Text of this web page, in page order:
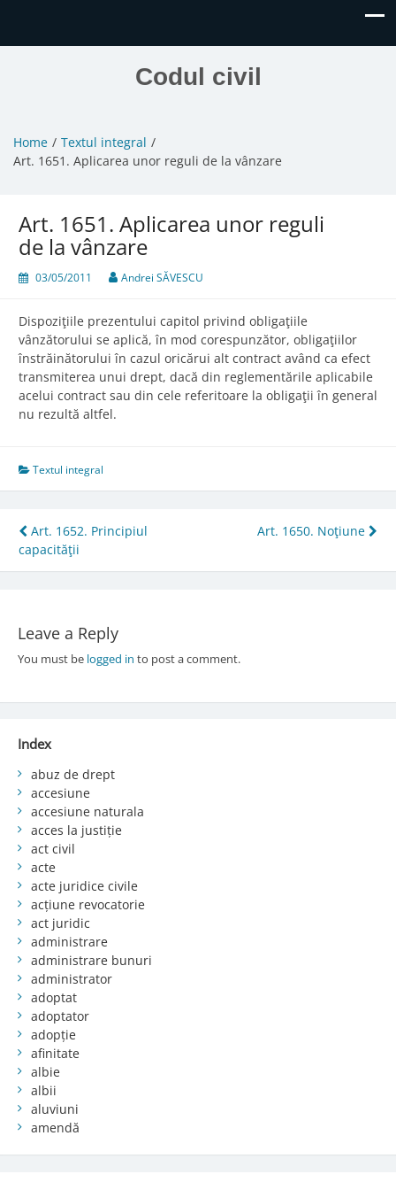
Codul civil
Home
Textul integral
Art. 1651. Aplicarea unor reguli de la vânzare
Art. 1651. Aplicarea unor reguli
de la vânzare
03/05/2011 Andrei SĂVESCU
Dispoziţiile prezentului capitol privind obligaţiile
vânzătorului se aplică, în mod corespunzător, obligaţiilor
înstrăinătorului în cazul oricărui alt contract având ca efect
transmiterea unui drept, dacă din reglementările aplicabile
acelui contract sau din cele referitoare la obligaţii în general
nu rezultă altfel.
Textul integral
Post
navigation
Art. 1652. Principiul
capacităţii
Art. 1650. Noţiune
Leave a Reply
You must be logged in to post a comment.
Index
abuz de drept
accesiune
accesiune naturala
acces la justiție
act civil
acte
acte juridice civile
acțiune revocatorie
act juridic
administrare
administrare bunuri
administrator
adoptat
adoptator
adopție
afinitate
albie
albii
aluviuni
amendă